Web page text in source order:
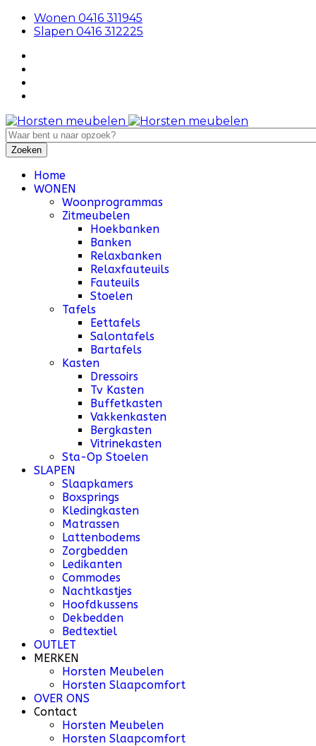
Wonen 0416 311945
Slapen 0416 312225
Home
WONEN
Woonprogrammas
Zitmeubelen
Hoekbanken
Banken
Relaxbanken
Relaxfauteuils
Fauteuils
Stoelen
Tafels
Eettafels
Salontafels
Bartafels
Kasten
Dressoirs
Tv Kasten
Buffetkasten
Vakkenkasten
Bergkasten
Vitrinekasten
Sta-Op Stoelen
SLAPEN
Slaapkamers
Boxsprings
Kledingkasten
Matrassen
Lattenbodems
Zorgbedden
Ledikanten
Commodes
Nachtkastjes
Hoofdkussens
Dekbedden
Bedtextiel
OUTLET
MERKEN
Horsten Meubelen
Horsten Slaapcomfort
OVER ONS
Contact
Horsten Meubelen
Horsten Slaapcomfort